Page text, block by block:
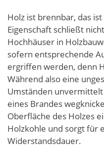
Holz ist brennbar, das
Eigenschaft schließt
Hochhäuser in
sofern entsprechende
ergriffen werden, denn
Während also eine
Umständen
eines Brandes
Oberfläche des Holzes
Holzkohle und sorgt für
Widerstandsdauer.